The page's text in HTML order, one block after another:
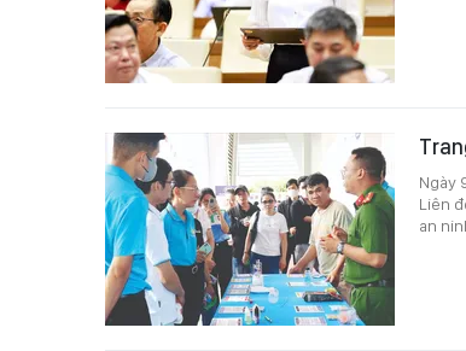
Ngày
Liên
an